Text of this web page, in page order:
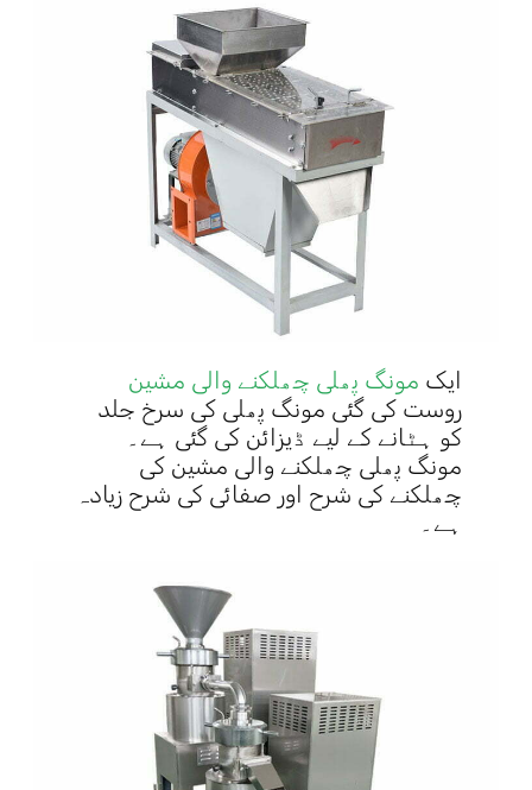
ایک مونگ پھلی چھلکنے والی مشین
روست کی گئی مونگ پھلی کی سرخ جلد
کو ہٹانے کے لیے ڈیزائن کی گئی ہے۔
مونگ پھلی چھلکنے والی مشین کی
چھلکنے کی شرح اور صفائی کی شرح زیادہ
ہے۔